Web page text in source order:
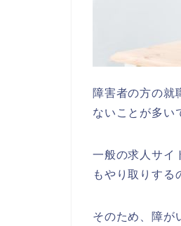
障害者の方の就
ないことが多い
一般の求人サイ
もやり取りする
そのため、障が